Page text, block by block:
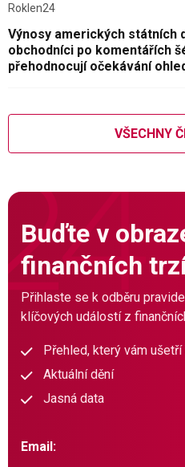
Roklen24
Výnosy amerických státních
obchodníci po komentářích
přehodnocují očekávání
VŠECHNY
Buďte v
finančních
Přihlaste se k odběru
klíčových událostí z
Přehled, který vám ušetří
Aktuální dění
Jasná data
Email: